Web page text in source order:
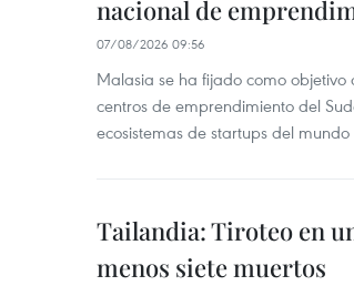
nacional de
07/08/2026 09:56
Malasia se ha fijado como
centros de emprendimiento del
ecosistemas de startups del
Tailandia: Tiroteo en
menos siete muertos